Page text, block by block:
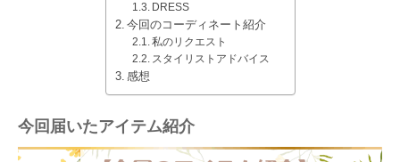
DRESS
今回のコーディネート紹介
私のリクエスト
スタイリストアドバイス
感想
今回届いたアイテム紹介